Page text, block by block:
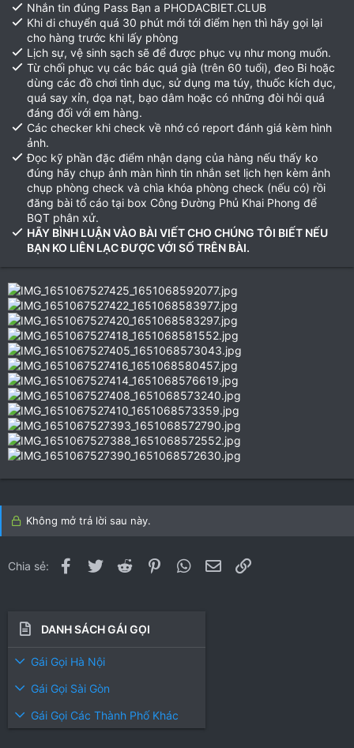
Nhắn tin đúng Pass Bạn a PHODACBIET.CLUB
Khi di chuyển quá 30 phút mới tới điểm hẹn thì hãy gọi lại
cho hàng trước khi lấy phòng
Lịch sự, vệ sinh sạch sẽ để được phục vụ như mong muốn.
Từ chối phục vụ các bác quá già (trên 60 tuổi), đeo Bi hoặc
dùng các đồ chơi tình dục, sử dụng ma túy, thuốc kích dục,
quá say xỉn, dọa nạt, bạo dâm hoặc có những đòi hỏi quá
đáng đối với em hàng.
Các checker khi check về nhớ có report đánh giá kèm hình
ảnh.
Đọc kỹ phần đặc điểm nhận dạng của hàng nếu thấy ko
đúng hãy chụp ảnh màn hình tin nhắn set lịch hẹn kèm ảnh
chụp phòng check và chìa khóa phòng check (nếu có) rồi
đăng bài tố cáo tại box Công Đường Phủ Khai Phong để
BQT phân xử.
HÃY BÌNH LUẬN VÀO BÀI VIẾT CHO CHÚNG TÔI BIẾT NẾU
BẠN KO LIÊN LẠC ĐƯỢC VỚI SỐ TRÊN BÀI.
Không mở trả lời sau này.
Chia sẻ: Facebook
Twitter Reddit PinterestWhatsApp
Email
DANH SÁCH GÁI GỌI
Gái Gọi Hà Nội
Gái Gọi Sài Gòn
Gái Gọi Các Thành Phố Khác